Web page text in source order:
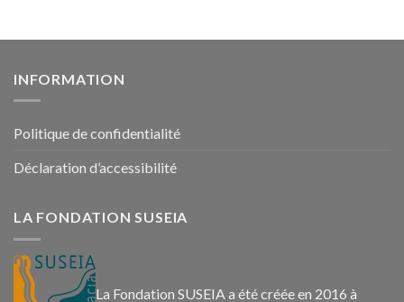
INFORMATION
Politique de confidentialité
Déclaration d’accessibilité
LA FONDATION SUSEIA
La Fondation SUSEIA a été créée en 2016 à